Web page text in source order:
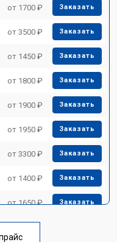
от 1700 ₽ Заказать
от 3500 ₽ Заказать
от 1450 ₽ Заказать
от 1800 ₽ Заказать
от 1900 ₽ Заказать
от 1950 ₽ Заказать
от 3300 ₽ Заказать
от 1400 ₽ Заказать
от 1650 ₽ Заказать